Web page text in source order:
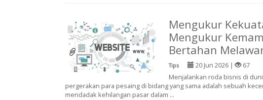
Mengukur
Mengukur
Bertahan
Tips 20 Jun 2026 |
67
Menjalankan roda bisnis di
pergerakan para pesaing di bidang yang sama adalah sebuah
mendadak kehilangan pasar dalam ...